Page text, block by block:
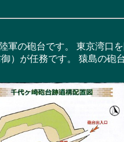
の砲台です。 東京湾口
）が任務です。 猿島の砲